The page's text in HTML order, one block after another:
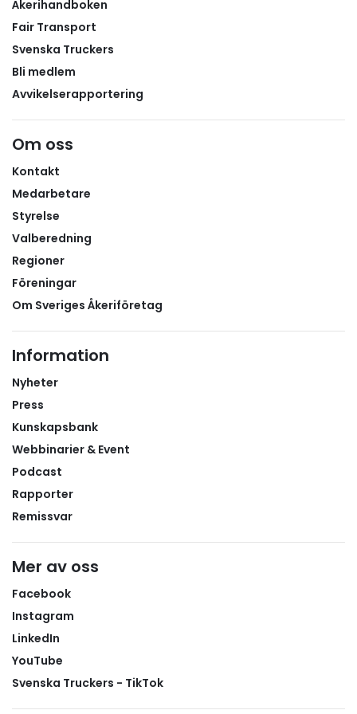
Åkerihandboken
Fair Transport
Svenska Truckers
Bli medlem
Avvikelserapportering
Om oss
Kontakt
Medarbetare
Styrelse
Valberedning
Regioner
Föreningar
Om Sveriges Åkeriföretag
Information
Nyheter
Press
Kunskapsbank
Webbinarier & Event
Podcast
Rapporter
Remissvar
Mer av oss
Facebook
Instagram
LinkedIn
YouTube
Svenska Truckers - TikTok